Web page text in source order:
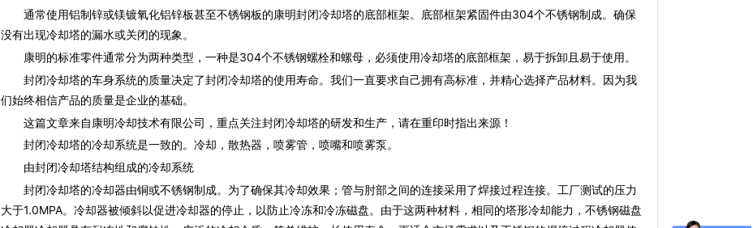
通常使用铝制锌或镁镀氧化铝锌板甚至不锈钢板的康明封闭冷却塔的底部框架。底部框架紧固件由304个不锈钢制成。确保
没有出现冷却塔的漏水或关闭的现象。
康明的标准零件通常分为两种类型，一种是304个不锈钢螺栓和螺母，必须使用冷却塔的底部框架，易于拆卸且易于使用。
封闭冷却塔的车身系统的质量决定了封闭冷却塔的使用寿命。我们一直要求自己拥有高标准，并精心选择产品材料。因为我
们始终相信产品的质量是企业的基础。
这篇文章来自康明冷却技术有限公司，重点关注封闭冷却塔的研发和生产，请在重印时指出来源！
封闭冷却塔的冷却系统是一致的。冷却，散热器，喷雾管，喷嘴和喷雾泵。
由封闭冷却塔结构组成的冷却系统
封闭冷却塔的冷却器由铜或不锈钢制成。为了确保其冷却效果；管与肘部之间的连接采用了焊接过程连接。工厂测试的压力
大于1.0MPA。冷却器被倾斜以促进冷却器的停止，以防止冷冻和冷冻磁盘。由于这两种材料，相同的塔形冷却能力，不锈钢磁盘